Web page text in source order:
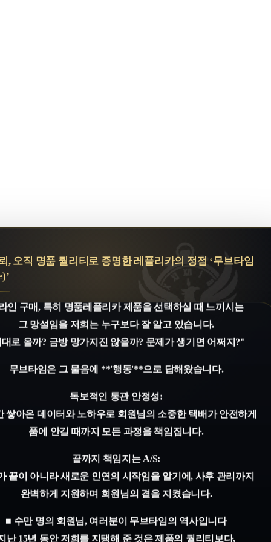
, 오직 명품 퀄리티로 증명한 레플리카의 정점 ‘무브타임
라인 구매, 특히 명품레플리카 제품을 선택하실 때 느끼시는
로 올까? 금방 망가지진 않을까? 문제가 생기면 어쩌지?"
무브타임은 그 물음에 **'행동'**으로 답해왔습니다.
쌓아온 데이터와 노하우로 회원님의 소중한 택배가 안전하게
품에 안길 때까지 모든 과정을 책임집니다.
끝까지 책임지는 A/S:
끝이 아니라 새로운 인연의 시작임을 알기에, 사후 관리까지
완벽하게 지원하며 회원님의 곁을 지켰습니다.
■ 수만 명의 회원님, 여러분이 무브타임의 역사입니다
지난 15년 동안 저희를 지탱해 준 것은 제품의 퀄리티보다,
제품을 받으시고 환하게 웃으며 보내주신 따뜻한 후기 한
줄이었습니다.